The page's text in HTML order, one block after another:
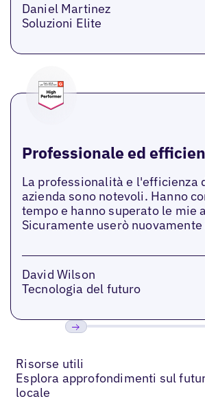
Daniel Martinez
Soluzioni Elite
Professionale ed
La professionalità e l'efficienza
azienda sono notevoli. Hanno
tempo e hanno superato le mie
Sicuramente userò
David Wilson
Tecnologia del futuro
Risorse utili
Esplora approfondimenti sul
locale